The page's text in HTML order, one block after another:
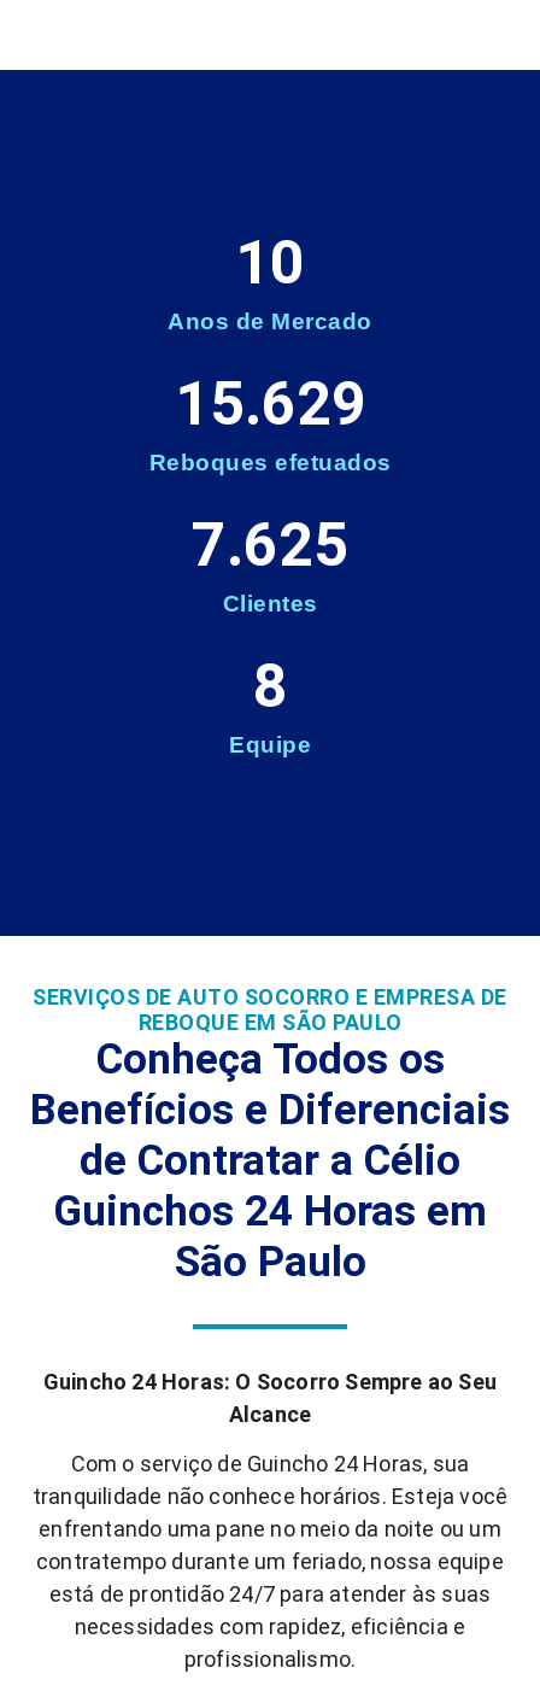
Anos de Mercado
10
Reboques efetuados
15.629
Clientes
7.625
Equipe
8
SERVIÇOS DE AUTO SOCORRO E EMPRESA DE
REBOQUE EM SÃO PAULO
Conheça Todos os
Benefícios e Diferenciais
de Contratar a Célio
Guinchos 24 Horas em
São Paulo
Guincho 24 Horas: O Socorro Sempre ao Seu
Alcance
Com o serviço de Guincho 24 Horas, sua
tranquilidade não conhece horários. Esteja você
enfrentando uma pane no meio da noite ou um
contratempo durante um feriado, nossa equipe
está de prontidão 24/7 para atender às suas
necessidades com rapidez, eficiência e
profissionalismo.